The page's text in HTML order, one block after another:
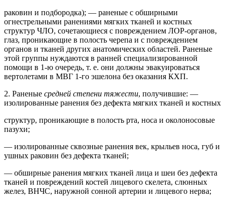
раковин и подбородка); — раненые с обширными
огнестрельными ранениями мягких тканей и костных
структур ЧЛО, сочетающиеся с повреждением ЛОР-органов,
глаз, проникающие в полость черепа и с повреждением
органов и тканей других анатомических областей. Раненые
этой группы нуждаются в ранней специализированной
помощи в 1-ю очередь, т. е. они должны эвакуироваться
вертолетами в МВГ 1-го эшелона без оказания КХП.
2. Раненые средней степени тяжести, получившие: —
изолированные ранения без дефекта мягких тканей и костных
структур, проникающие в полость рта, носа и околоносовые
пазухи;
— изолированные сквозные ранения век, крыльев носа, губ и
ушных раковин без дефекта тканей;
— обширные ранения мягких тканей лица и шеи без дефекта
тканей и повреждений костей лицевого скелета, слюнных
желез, ВНЧС, наружной сонной артерии и лицевого нерва;